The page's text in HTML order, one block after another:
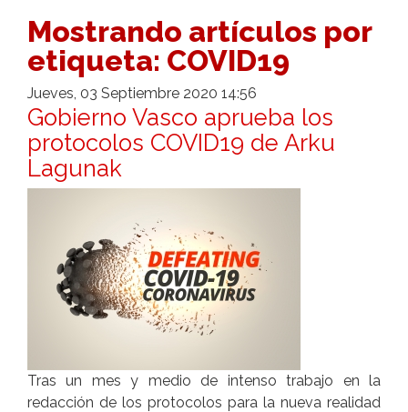
Mostrando artículos por
etiqueta: COVID19
Jueves, 03 Septiembre 2020 14:56
Gobierno Vasco aprueba los
protocolos COVID19 de Arku
Lagunak
Tras un mes y medio de intenso trabajo en la
redacción de los protocolos para la nueva realidad